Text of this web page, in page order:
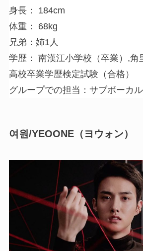
身長： 184cm
体重： 68kg
兄弟：姉1人
学歴： 南漢江小学校（卒業）,角
高校卒業学歴検定試験（合格）
グループでの担当：サブボーカル
여원/YEOONE（ヨウォン）